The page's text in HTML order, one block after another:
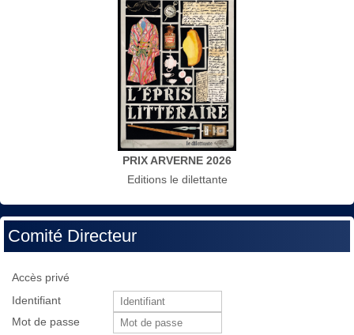
PRIX ARVERNE 2026
Editions le dilettante
Comité Directeur
Accès privé
Identifiant
Mot de passe